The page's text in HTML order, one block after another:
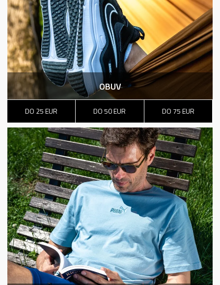
64,99 EUR
129,99EUR
Zľava50%
DRUHÝ KUS -50%
ASICS GEL-VENTURE 6
59,99EUR
99,99EUR
Zľava40%
DRUHÝ KUS -50%
adidas W ALL SZN SL SW
46,99EUR
OBUV
DO 25 EUR DO 50 EUR DO 75 EUR